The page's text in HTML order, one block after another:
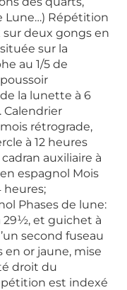
Lune…) Répétition
deux gongs en
sur la
au 1/5 de
la lunette à 6
Calendrier
rétrograde,
à 12 heures
auxiliaire à
espagnol Mois
heures;
Phases de lune:
29½, et guichet à
second fuseau
en or jaune, mise
droit du
est indexé